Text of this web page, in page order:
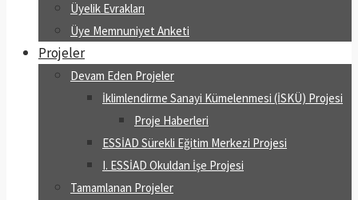
Üyelik Evrakları
Üye Memnuniyet Anketi
Projeler
Devam Eden Projeler
İklimlendirme Sanayi Kümelenmesi (İSKÜ) Projesi
Proje Haberleri
ESSİAD Sürekli Eğitim Merkezi Projesi
I. ESSİAD Okuldan İşe Projesi
Tamamlanan Projeler